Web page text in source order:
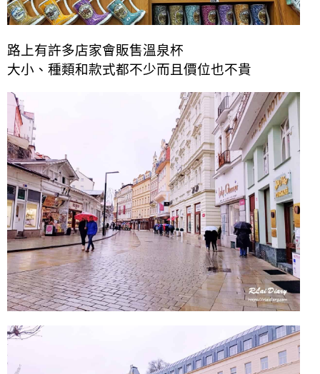
路上有許多店家會販售溫泉杯
大小、種類和款式都不少而且價位也不貴